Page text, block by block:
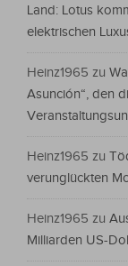
Land: Lotus
elektrischen
Heinz1965 zu
Asunción“, den
Heinz1965 zu
verunglückten
Heinz1965 zu
Milliarden US-